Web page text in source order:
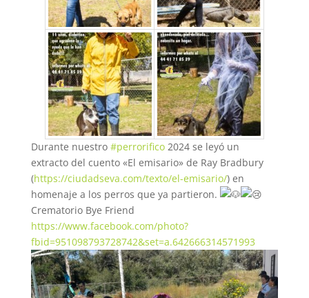
Durante nuestro #perrorifico2024 se leyó un
extracto del cuento «El emisario» de Ray Bradbury
(https://ciudadseva.com/texto/el-emisario/) en
homenaje a los perros que ya partieron.
Crematorio Bye Friend
https://www.facebook.com/photo?
fbid=951098793728742&set=a.642666314571993